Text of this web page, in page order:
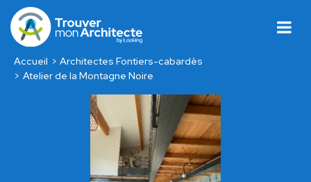
Accueil
Architectes Fontiers-cabardès
Atelier de la Montagne Noire